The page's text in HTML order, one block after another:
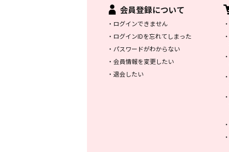
会員登録について
・ ログインできません
・ ログインIDを忘れてしまった
・ パスワードがわからない
・ 会員情報を変更したい
・ 退会したい
・
・
・
・
・
・
・